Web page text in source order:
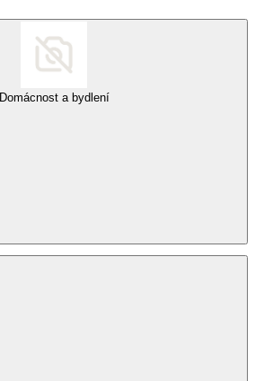
Domácnost a bydlení